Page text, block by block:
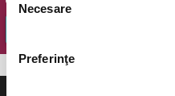
consimțământului
Necesare
Preferinţe